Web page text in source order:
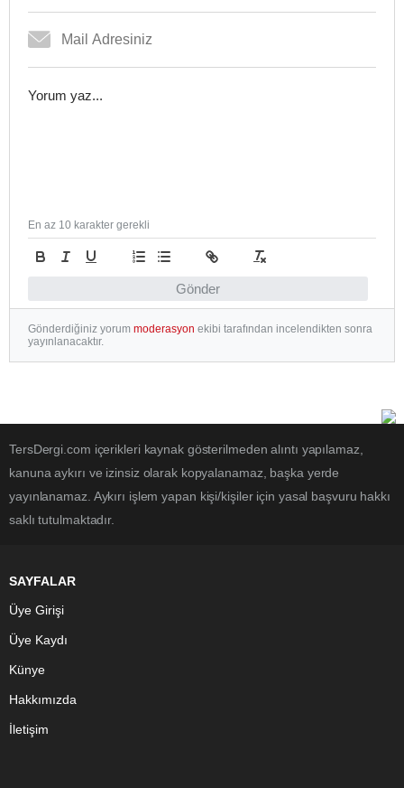
Gönder
En az 10 karakter gerekli
Gönderdiğiniz yorum moderasyon ekibi tarafından incelendikten sonra
yayınlanacaktır.
TersDergi.com içerikleri kaynak gösterilmeden alıntı yapılamaz,
kanuna aykırı ve izinsiz olarak kopyalanamaz, başka yerde
yayınlanamaz. Aykırı işlem yapan kişi/kişiler için yasal başvuru hakkı
saklı tutulmaktadır.
SAYFALAR
Üye Girişi
Üye Kaydı
Künye
Hakkımızda
İletişim